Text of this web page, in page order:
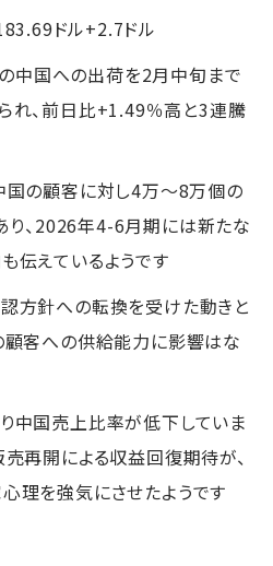
ドル+2.7ドル
中国への出荷を2月中旬まで
れ、前日比+1.49％高と3連騰
国の顧客に対し4万～8万個の
、2026年4-6月期には新たな
伝えているようです
方針への転換を受けた動きと
顧客への供給能力に影響はな
中国売上比率が低下していま
再開による収益回復期待が、
理を強気にさせたようです